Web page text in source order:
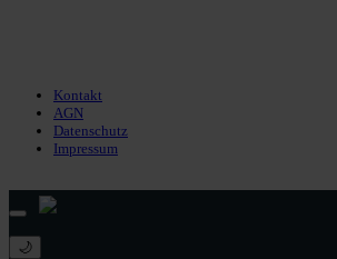
Kontakt
AGN
Datenschutz
Impressum
🌙